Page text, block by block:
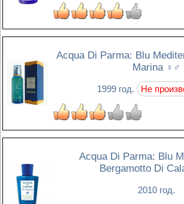
Acqua Di Parma: Blu
Marina ♀♂
1999 год. Не
Acqua Di Parma: Blu
Bergamotto Di
2010 год.